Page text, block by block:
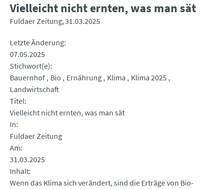
Vielleicht nicht ernten, was man sät
Fuldaer Zeitung 31.03.2025
Letzte Änderung
07.05.2025
Stichwort(e)
Bauernhof Bio Ernährung Klima
Klima 2025
Landwirtschaft
Titel
Vielleicht nicht ernten, was man sät
In
Fuldaer Zeitung
Am
31.03.2025
Inhalt
Wenn das Klima sich verändert, sind die Erträge von Bio-